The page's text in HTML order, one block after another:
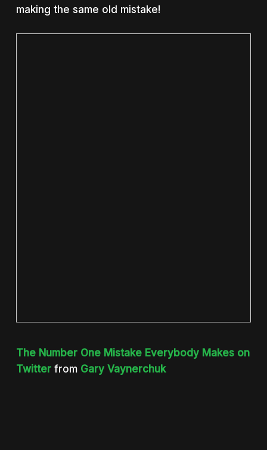
making the same old mistake!
The Number One Mistake Everybody Makes on
Twitter from Gary Vaynerchuk